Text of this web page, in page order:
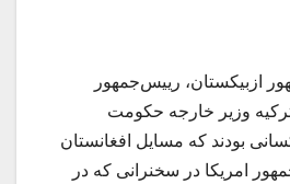
ازبیکستان، رییس‌جمهور
وزیر خارجه حکومت
بودند که مسایل افغانستان
امریکا در سخنرانی که در